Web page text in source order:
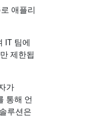
애플리
IT 팀에
제한됩
가
통해 언
루션은